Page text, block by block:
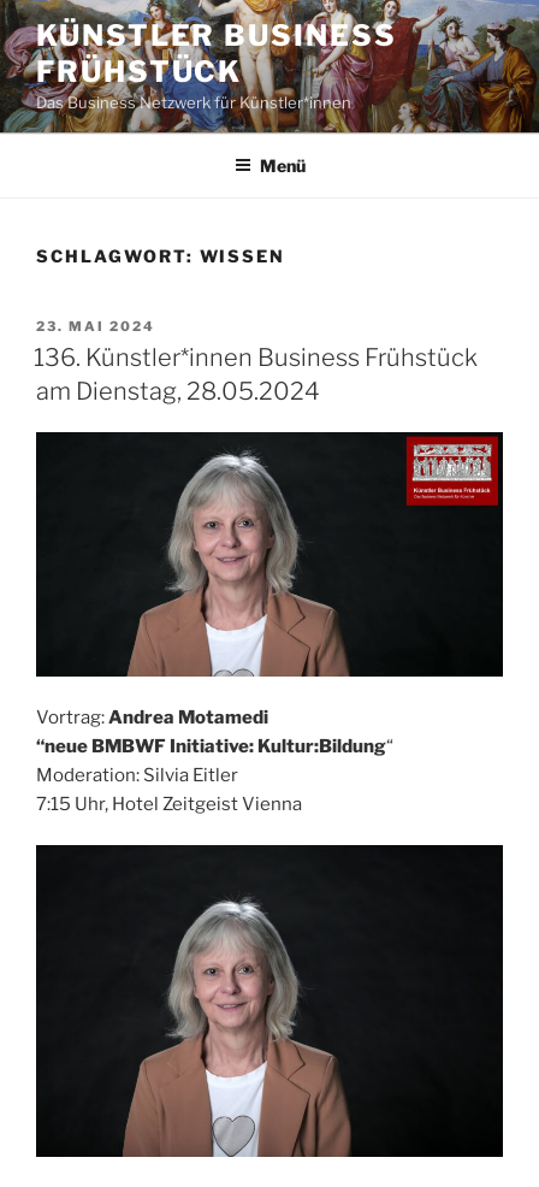
Zum
Inhalt
springen
KÜNSTLER BUSINESS
FRÜHSTÜCK
Das Business Netzwerk für Künstler*innen
Menü
SCHLAGWORT: WISSEN
VERÖFFENTLICHT
AM
23. MAI 2024
136. Künstler*innen Business Frühstück
am Dienstag, 28.05.2024
Vortrag:Andrea Motamedi
“neue BMBWF Initiative: Kultur:Bildung“
Moderation: Silvia Eitler
7:15 Uhr, Hotel Zeitgeist Vienna